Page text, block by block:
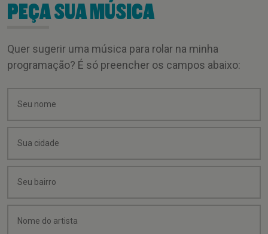
PEÇA SUA MÚSICA
Quer sugerir uma música para rolar na minha
programação? É só preencher os campos abaixo: